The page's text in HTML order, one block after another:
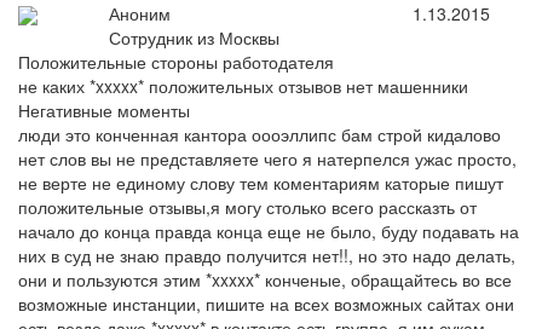
Аноним
Сотрудник из Москвы
1.13.2015
Положительные стороны работодателя
не каких *xxxxx* положительных отзывов нет машенники
Негативные моменты
люди это конченная кантора оооэллипс бам строй кидалово
нет слов вы не представляете чего я натерпелся ужас просто,
не верте не единому слову тем коментариям каторые пишут
положительные отзывы,я могу столько всего рассказть от
начало до конца правда конца еще не было, буду подавать на
них в суд не знаю правдо получится нет!!, но это надо делать,
они и пользуются этим *xxxxx* конченые, обращайтесь во все
возможные инстанции, пишите на всех возможных сайтах они